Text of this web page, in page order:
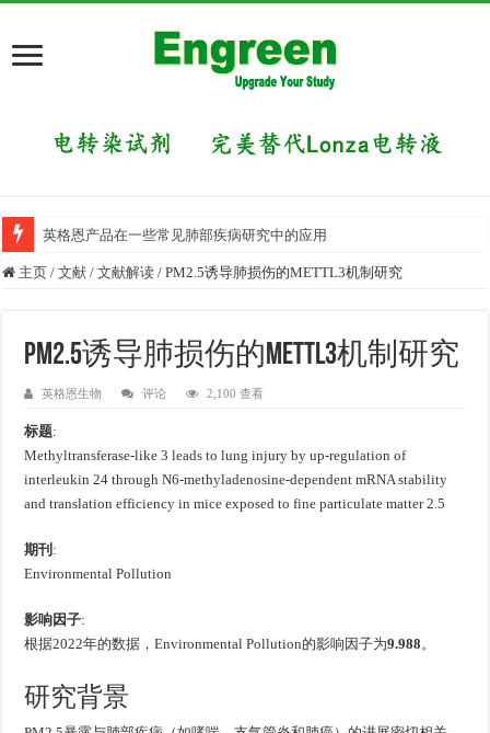
英格恩产品在一些常见肺部疾病研究中的应用
主页 / 文献 / 文献解读 / PM2.5诱导肺损伤的METTL3机制研究
PM2.5诱导肺损伤的METTL3机制研究
英格恩生物 评论 2,100 查看
标题:
Methyltransferase-like 3 leads to lung injury by up-regulation of
interleukin 24 through N6-methyladenosine-dependent mRNA stability
and translation efficiency in mice exposed to fine particulate matter 2.5
期刊 :
Environmental Pollution
影响因子:
根据2022年的数据，Environmental Pollution的影响因子为9.988 。
研究背景